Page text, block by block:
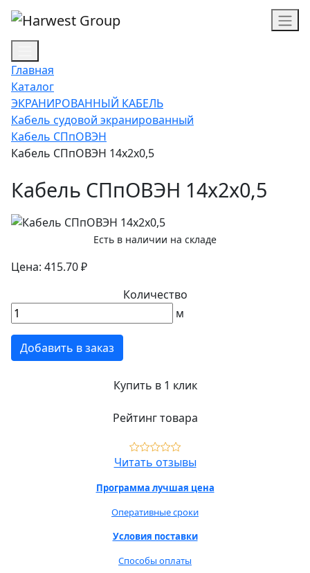
Главная
Каталог
ЭКРАНИРОВАННЫЙ КАБЕЛЬ
Кабель судовой экранированный
Кабель СПпОВЭН
Кабель СПпОВЭН 14х2х0,5
Кабель СПпОВЭН 14х2х0,5
Есть в наличии на складе
Цена: 415.70 ₽
Количество
м
Добавить в заказ
Купить в 1 клик
Рейтинг товара
Читать отзывы
Программа лучшая цена
Оперативные сроки
Условия поставки
Способы оплаты